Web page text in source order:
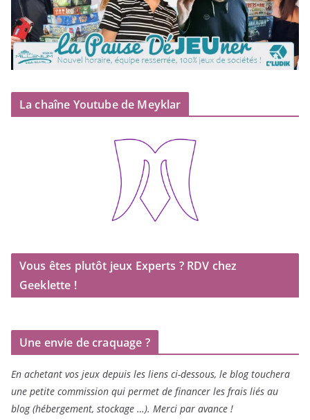
La chaîne Youtube de Meyklar
Vous êtes plutôt jeux Experts ? RDV chez
Geeklette !
Une envie de craquage ?
En achetant vos jeux depuis les liens ci-dessous, le blog touchera
une petite commission qui permet de financer les frais liés au
blog (hébergement, stockage …). Merci par avance !